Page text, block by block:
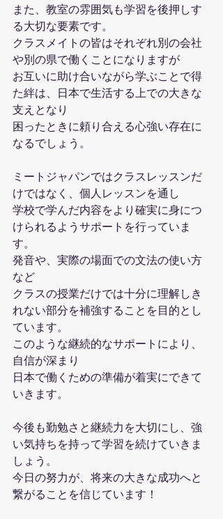
また、教室の雰囲気も学習を後押しす
る大切な要素です。
クラスメイトの皆はそれぞれ別の会社
や別の県で働くことになりますが
お互いに助け合いながら学ぶことで得
た絆は、日本で生活する上での大きな
支えとなり
困ったときに頼り合える心強い存在に
なるでしょう。
ミートジャパンではクラスレッスンだ
けではなく、個人レッスンを通し
学校で学んだ内容をより確実に身につ
けられるようサポートを行っていま
す。
発音や、実際の場面での文法の使い方
など
クラスの授業だけでは十分に理解しき
れない部分を補強することを目的とし
ています。
このような継続的なサポートにより、
自信が深まり
日本で働くための準備が着実にできて
いきます。
今後も勤勉さと継続力を大切にし、強
い気持ちを持って学習を続けていきま
しょう。
今日の努力が、将来の大きな成功へと
繋がることを信じています！